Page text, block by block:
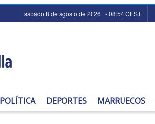
sábado 8 de agosto de 2026 - 08:54 CEST
POLÍTICA DEPORTES MARRUECOS